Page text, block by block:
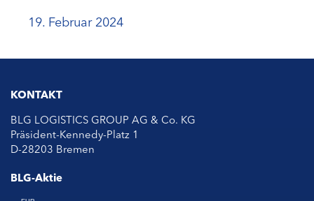
19. Februar 2024
KONTAKT
BLG LOGISTICS GROUP AG & Co. KG
Präsident-Kennedy-Platz 1
D-28203 Bremen
BLG-Aktie